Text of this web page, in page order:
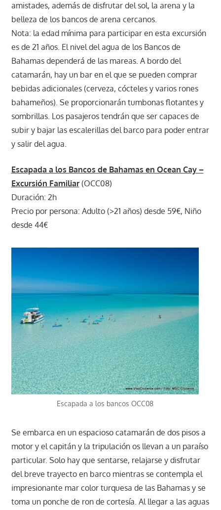
amistades, además de disfrutar del sol, la arena y la
belleza de los bancos de arena cercanos.
Nota: la edad mínima para participar en esta excursión
es de 21 años. El nivel del agua de los Bancos de
Bahamas dependerá de las mareas. A bordo del
catamarán, hay un bar en el que se pueden comprar
bebidas adicionales (cerveza, cócteles y varios rones
bahameños). Se proporcionarán tumbonas flotantes y
sombrillas. Los pasajeros tendrán que ser capaces de
subir y bajar las escalerillas del barco para poder entrar
y salir del agua.
Escapada a los Bancos de Bahamas en Ocean Cay –
Excursión Familiar(OCC08)
Duración: 2h
Precio por persona: Adulto (>21 años) desde 59€, Niño
desde 44€
Escapada a los bancos OCC08
Se embarca en un espacioso catamarán de dos pisos a
motor y el capitán y la tripulación os llevan a un paraíso
particular. Solo hay que sentarse, relajarse y disfrutar
del breve trayecto en barco mientras se contempla el
impresionante mar color turquesa de las Bahamas y se
toma un ponche de ron de cortesía. Al llegar a las aguas